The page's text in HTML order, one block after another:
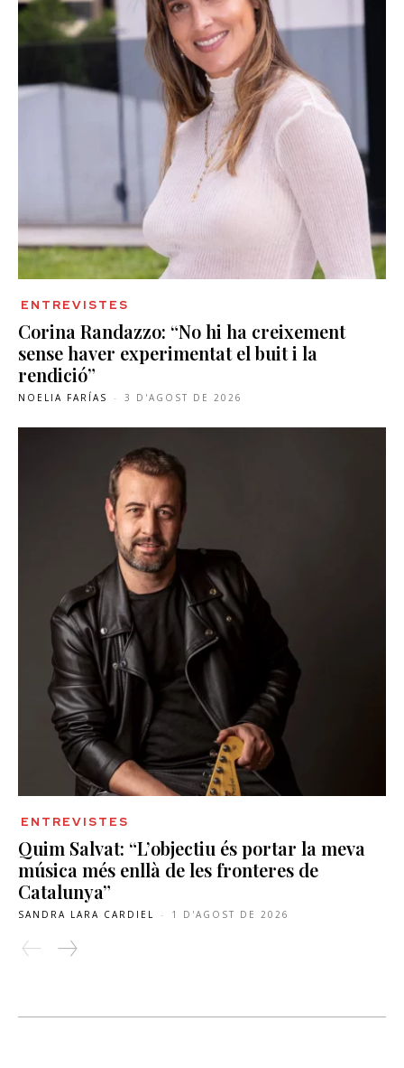
ENTREVISTES
Corina Randazzo: “No hi ha creixement
sense haver experimentat el buit i la
rendició”
NOELIA FARÍAS - 3 D'AGOST DE 2026
ENTREVISTES
Quim Salvat: “L’objectiu és portar la meva
música més enllà de les fronteres de
Catalunya”
SANDRA LARA CARDIEL - 1 D'AGOST DE 2026